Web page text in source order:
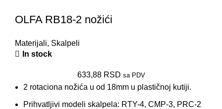
OLFA RB18-2 nožići
Materijali, Skalpeli
In stock
633,88 RSD sa PDV
2 rotaciona nožića u od 18mm u plastičnoj kutiji.
Prihvatljivi modeli skalpela: RTY-4, CMP-3, PRC-2